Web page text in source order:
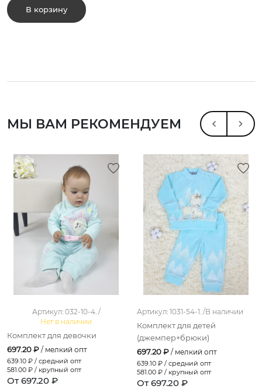
В корзину
МЫ ВАМ РЕКОМЕНДУЕМ
Артикул: 032-10-4. /
Нет в наличии
Комплект для девочки
697.20 ₽ / мелкий опт
639.10 ₽ / средний опт
581.00 ₽ / крупный опт
От 697.20 ₽
Артикул: 1031-54-1. /В наличии
Комплект для детей
(джемпер+брюки)
697.20 ₽ / мелкий опт
639.10 ₽ / средний опт
581.00 ₽ / крупный опт
От 697.20 ₽